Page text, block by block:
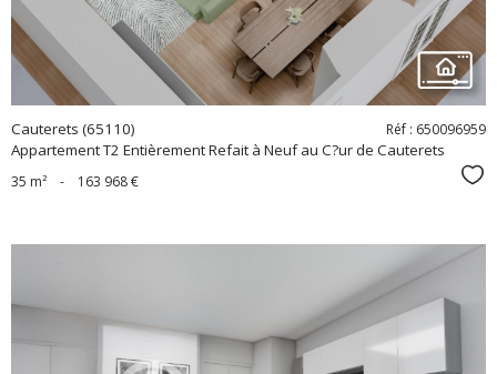
Cauterets (65110)
Appartement T2 Entièrement Refait à Neuf au C?ur de Cauterets
Réf : 650096959
35 m² - 163 968 €